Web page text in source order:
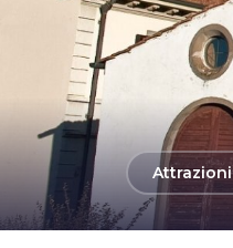
arrow_back
Attrazioni